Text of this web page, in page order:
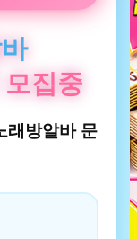
집중
래방알바 문